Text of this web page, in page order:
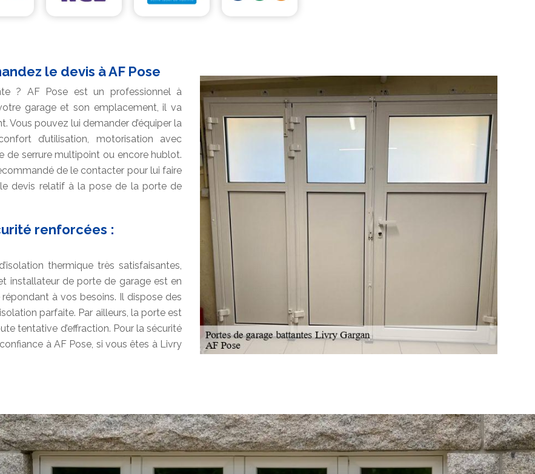
le devis à AF Pose
? AF Pose est un professionnel à
garage et son emplacement, il va
pouvez lui demander d’équiper la
d’utilisation, motorisation avec
de serrure multipoint ou encore hublot.
de le contacter pour lui faire
devis relatif à la pose de la porte de
renforcées :
thermique très satisfaisantes,
installateur de porte de garage est en
à vos besoins. Il dispose des
parfaite. Par ailleurs, la porte est
tentative d’effraction. Pour la sécurité
à AF Pose, si vous êtes à Livry